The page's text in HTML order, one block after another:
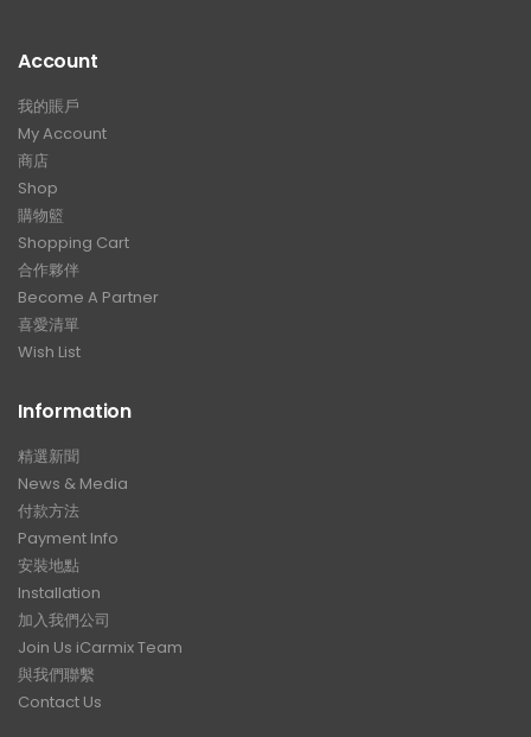
Account
我的賬戶
My Account
商店
Shop
購物籃
Shopping Cart
合作夥伴
Become A Partner
喜愛清單
Wish List
Information
精選新聞
News & Media
付款方法
Payment Info
安裝地點
Installation
加入我們公司
Join Us iCarmix Team
與我們聯繫
Contact Us